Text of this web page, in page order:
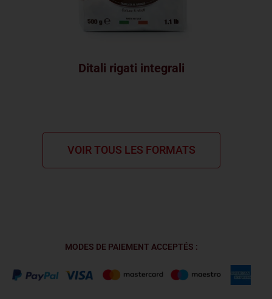
Ditali rigati integrali
VOIR TOUS LES FORMATS
MODES DE PAIEMENT ACCEPTÉS :